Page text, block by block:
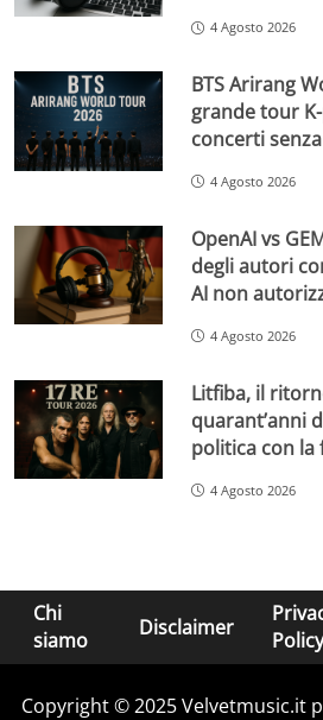
4 Agosto 2026
BTS Arirang
grande tour
concerti senza
4 Agosto 2026
OpenAI vs
degli autori
AI non
4 Agosto 2026
Litfiba, il
quarant’anni
politica con
4 Agosto 2026
Chi
siamo
Disclaimer
Policy
Copyright © 2025 Velvetmusic.it